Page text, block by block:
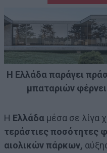
Η Ελλάδα παράγει
μπαταριών
Η Ελλάδα μέσα σε λίγα
τεράστιες ποσότητες
αιολικών πάρκων,